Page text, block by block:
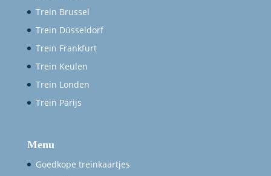
Trein Brussel
Trein Düsseldorf
Trein Frankfurt
Trein Keulen
Trein Londen
Trein Parijs
Menu
Goedkope treinkaartjes